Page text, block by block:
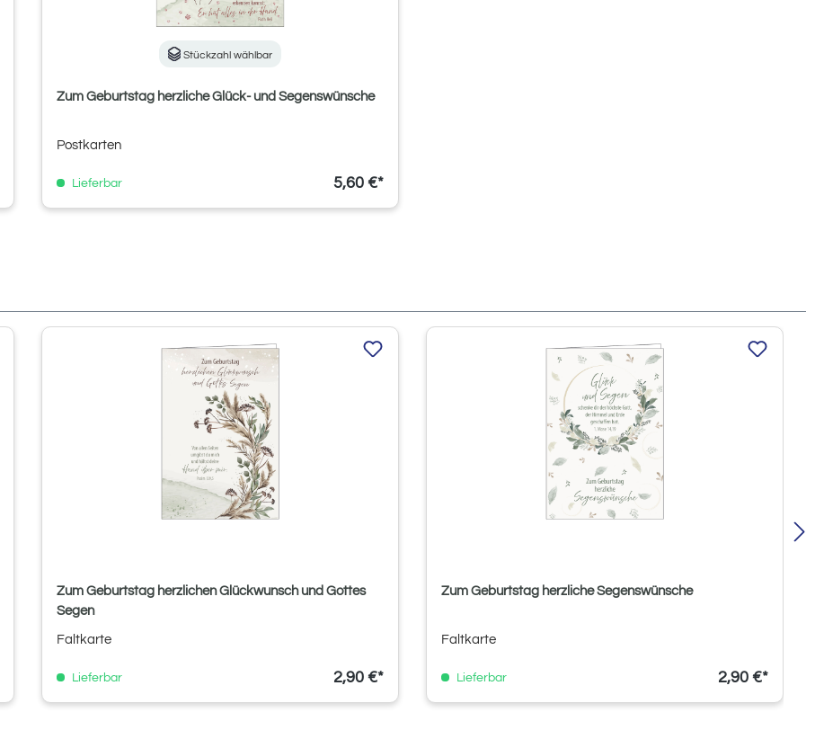
Stückzahl wählbar
Zum Geburtstag herzliche Glück- und Segenswünsche
Postkarten
Lieferbar 5,60 €*
Zum Geburtstag herzlichen Glückwunsch und Gottes
Segen
Faltkarte
Lieferbar 2,90 €*
Zum Geburtstag herzliche Segenswünsche
Faltkarte
Lieferbar 2,90 €*